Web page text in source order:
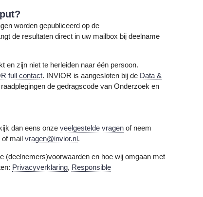
worden gepubliceerd op de
de resultaten direct in uw mailbox bij deelname
en zijn niet te herleiden naar één persoon.
full contact. INVIOR is aangesloten bij de Data &
de gedragscode van Onderzoek en
dan eens onze veelgestelde vragen of neem
of mail vragen@invior.nl.
(deelnemers)voorwaarden en hoe wij omgaan met
Privacyverklaring, Responsible